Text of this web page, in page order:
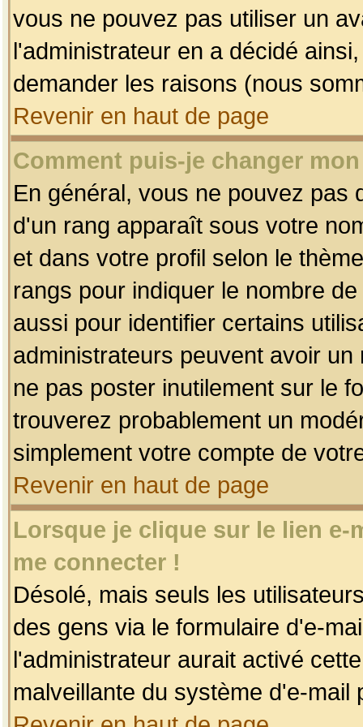
vous ne pouvez pas utiliser un
l'administrateur en a décidé
demander les raisons (nous
Revenir en haut de page
Comment puis-je changer
En général, vous ne pouvez pas
d'un rang apparaît sous votre
et dans votre profil selon le
rangs pour indiquer le nombre
aussi pour identifier certains
administrateurs peuvent avoir
ne pas poster inutilement sur le
trouverez probablement un
simplement votre compte de
Revenir en haut de page
Lorsque je clique sur le lien
me connecter !
Désolé, mais seuls les
des gens via le formulaire d'e-
l'administrateur aurait activé
malveillante du système d'e-